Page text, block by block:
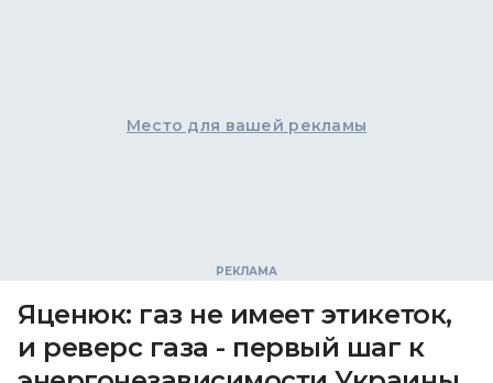
Место для вашей рекламы
Яценюк: газ не имеет этикеток,
и реверс газа - первый шаг к